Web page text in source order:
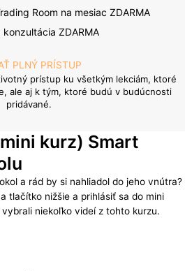
Room na mesiac ZDARMA
konzultácia ZDARMA
PLNÝ PRÍSTUP
prístup ku všetkým lekciám, ktoré
ale aj k tým, ktoré budú v budúcnosti
pridávané.
kurz) Smart
a rád by si nahliadol do jeho vnútra?
tlačítko nižšie a prihlásiť sa do mini
niekoľko videí z tohto kurzu.